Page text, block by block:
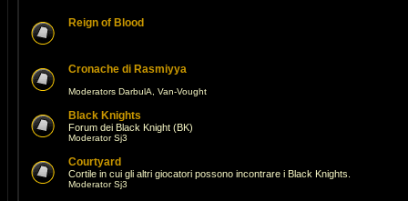
Reign of Blood
Cronache di Rasmiyya
Moderators DarbulA Van-Vought
Black Knights
Forum dei Black Knight (BK)
ModeratorSj3
Courtyard
Cortile in cui gli altri giocatori possono incontrare i Black Knights.
ModeratorSj3